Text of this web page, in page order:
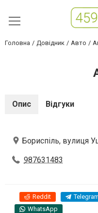
Головна Довідник Авто
Опис Відгуки
Бориспіль, вулиця
987631483
Reddit
WhatsApp